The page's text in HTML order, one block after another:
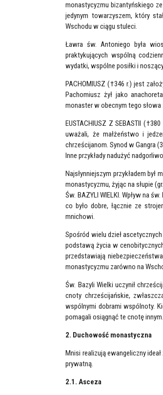
monastycyzmu bizantyńskiego
jedynym towarzyszem, który
Wschodu w ciągu stuleci.
Ławra św. Antoniego była
praktykujących wspólną
wydatki, wspólne posiłki i
PACHOMIUSZ (†346 r.) jest
Pachomiusz żył jako
monaster w obecnym tego słowa
EUSTACHIUSZ Z SEBASTII
uważali, że małżeństwo i
chrześcijanom. Synod w Gangra
Inne przykłady nadużyć
Najsłynniejszym przykładem
monastycyzmu, żyjąc na słupie
Św. BAZYLI WIELKI. Wpływ na
co było dobre, łącznie ze
mnichowi.
Spośród wielu dzieł
podstawą życia w
przedstawiają
monastycyzmu zarówno na
Św. Bazyli Wielki uczynił
cnoty chrześcijańskie,
wspólnymi dobrami wspólnoty.
pomagali osiągnąć te cnotę innym.
2. Duchowość monastyczna
Mnisi realizują ewangeliczny
prywatną.
2.1. Asceza